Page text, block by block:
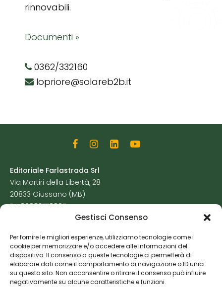
Gestisci Consenso
Per fornire le migliori esperienze, utilizziamo tecnologie come i
cookie per memorizzare e/o accedere alle informazioni del
dispositivo. Il consenso a queste tecnologie ci permetterà di
elaborare dati come il comportamento di navigazione o ID unici
su questo sito. Non acconsentire o ritirare il consenso può influire
negativamente su alcune caratteristiche e funzioni.
rinnovabili.
Documenti »
0362/332160
lopriore@solareb2b.it
Editoriale Farlastrada Srl
Via Martiri della Libertà, 28
20833 Giussano (MB)
P.I. 06982770965
Cookie Policy
Risorse Aggiuntive